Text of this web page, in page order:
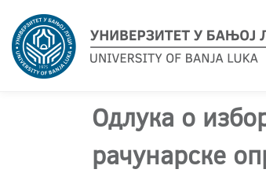
Одлука о
рачунарске